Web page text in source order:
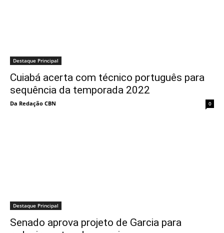
Destaque Principal
Cuiabá acerta com técnico português para
sequência da temporada 2022
Da Redação CBN 0
Destaque Principal
Senado aprova projeto de Garcia para